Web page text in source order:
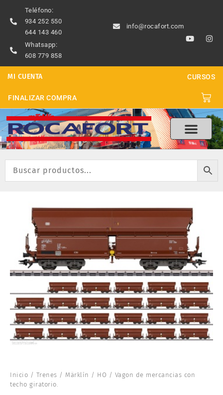
contenido
Teléfono:
934 252 550
644 143 460
Whatsapp:
608 779 858
info@rocafort.com
Y
o
u
b
e
I
n
a
g
r
m
MI CUENTA CURSOS
FINALIZAR COMPRA
Inicio / Trenes / Märklín / HO / Vagon de mercancias con
techo giratorio.